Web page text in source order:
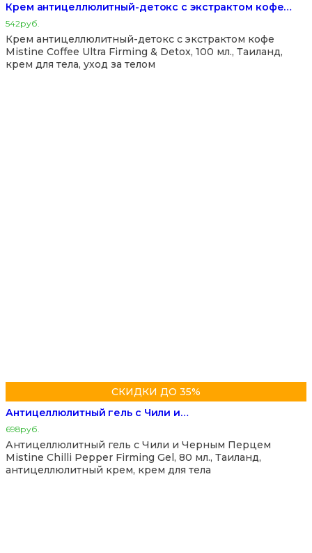
Крем антицеллюлитный-детокс с экстрактом кофе…
542руб.
Крем антицеллюлитный-детокс с экстрактом кофе
Mistine Coffee Ultra Firming & Detox, 100 мл., Таиланд,
крем для тела, уход за телом
СКИДКИ ДО 35%
Антицеллюлитный гель с Чили и…
698руб.
Антицеллюлитный гель с Чили и Черным Перцем
Mistine Chilli Pepper Firming Gel, 80 мл., Таиланд,
антицеллюлитный крем, крем для тела